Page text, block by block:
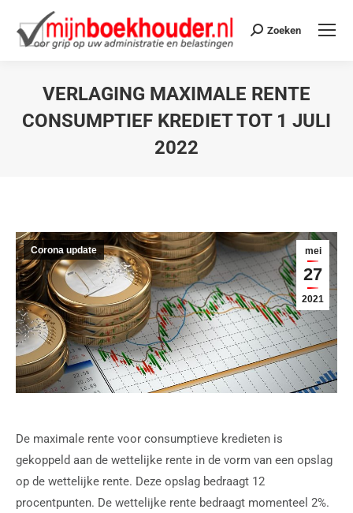
Zoeken
VERLAGING MAXIMALE RENTE
CONSUMPTIEF KREDIET TOT 1 JULI
2022
mei
27
2021
Corona update
De maximale rente voor consumptieve kredieten is
gekoppeld aan de wettelijke rente in de vorm van een opslag
op de wettelijke rente. Deze opslag bedraagt 12
procentpunten. De wettelijke rente bedraagt momenteel 2%.